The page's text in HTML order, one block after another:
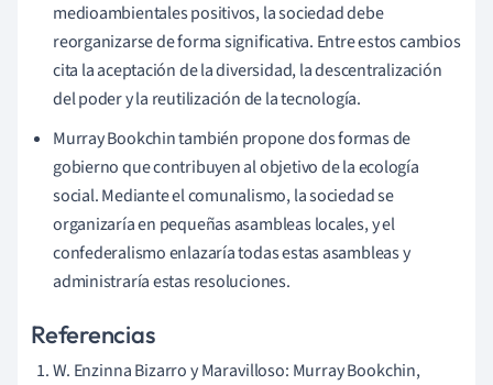
medioambientales positivos, la sociedad debe
reorganizarse de forma significativa. Entre estos cambios
cita la aceptación de la diversidad, la descentralización
del poder y la reutilización de la tecnología.
Murray Bookchin también propone dos formas de
gobierno que contribuyen al objetivo de la ecología
social. Mediante el comunalismo, la sociedad se
organizaría en pequeñas asambleas locales, y el
confederalismo enlazaría todas estas asambleas y
administraría estas resoluciones.
Referencias
W. Enzinna Bizarro y Maravilloso: Murray Bookchin,